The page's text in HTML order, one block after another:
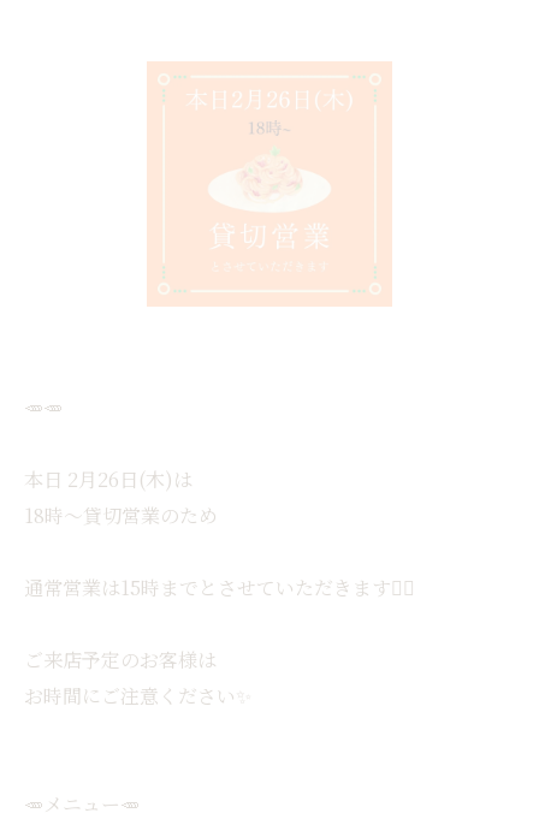
🥕🥕
本日 2月26日(木)は
18時〜貸切営業のため
通常営業は15時までとさせていただきます🙇‍♀️
ご来店予定のお客様は
お時間にご注意ください✨
🥕メニュー🥕